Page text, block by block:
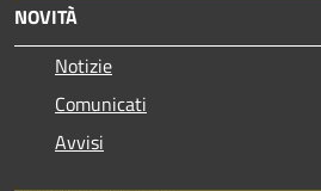
NOVITÀ
Notizie
Comunicati
Avvisi